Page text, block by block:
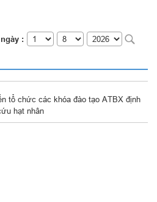
:
tổ chức các khóa đào tạo ATBX định
hạt nhân
số tài khoản ngân hàng